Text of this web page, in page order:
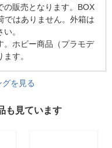
の販売となります。BOX
ではありません。外箱は
。
ホビー商品（プラモデ
す。
を見る
も見ています